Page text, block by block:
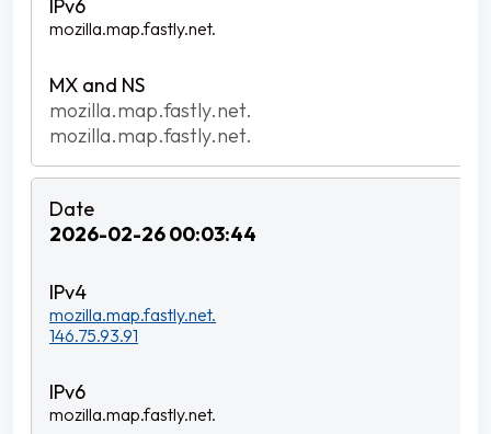
mozilla.map.fastly.net.
mozilla.map.fastly.net.
mozilla.map.fastly.net.
2026-02-26 00:03:44
mozilla.map.fastly.net.
146.75.93.91
mozilla.map.fastly.net.